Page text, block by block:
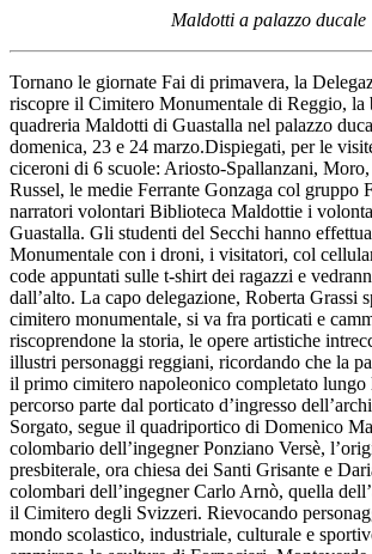
Maldotti a palazzo ducale
Tornano le giornate Fai di primavera, la
riscopre il Cimitero Monumentale di Reggio, la
quadreria Maldotti di Guastalla nel palazzo
domenica, 23 e 24 marzo.Dispiegati, per le
ciceroni di 6 scuole: Ariosto-Spallanzani,
Russel, le medie Ferrante Gonzaga col gruppo
narratori volontari Biblioteca Maldottie i
Guastalla. Gli studenti del Secchi hanno
Monumentale con i droni, i visitatori, col
code appuntati sulle t-shirt dei ragazzi e
dall’alto. La capo delegazione, Roberta Grassi
cimitero monumentale, si va fra porticati e
riscoprendone la storia, le opere artistiche
illustri personaggi reggiani, ricordando che la
il primo cimitero napoleonico completato
percorso parte dal porticato d’ingresso
Sorgato, segue il quadriportico di Domenico
colombario dell’ingegner Ponziano Versè,
presbiterale, ora chiesa dei Santi Grisante e
colombari dell’ingegner Carlo Arnò, quella
il Cimitero degli Svizzeri. Rievocando
mondo scolastico, industriale, culturale e